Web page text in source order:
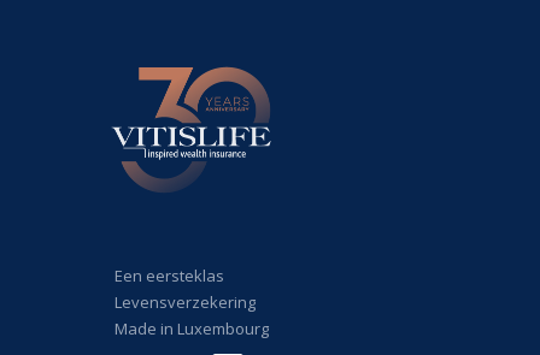
Een eersteklas
Levensverzekering
Made in Luxembourg